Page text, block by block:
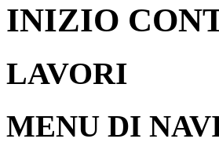
INIZIO
LAVORI
MENU DI